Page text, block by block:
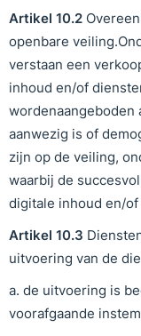
Artikel 10.2
openbare
verstaan een
inhoud en/of
wordenaangeboden
aanwezig is of
zijn op de veiling,
waarbij de
digitale inhoud en/
Artikel 10.3
uitvoering van de
a. de uitvoering is
voorafgaande